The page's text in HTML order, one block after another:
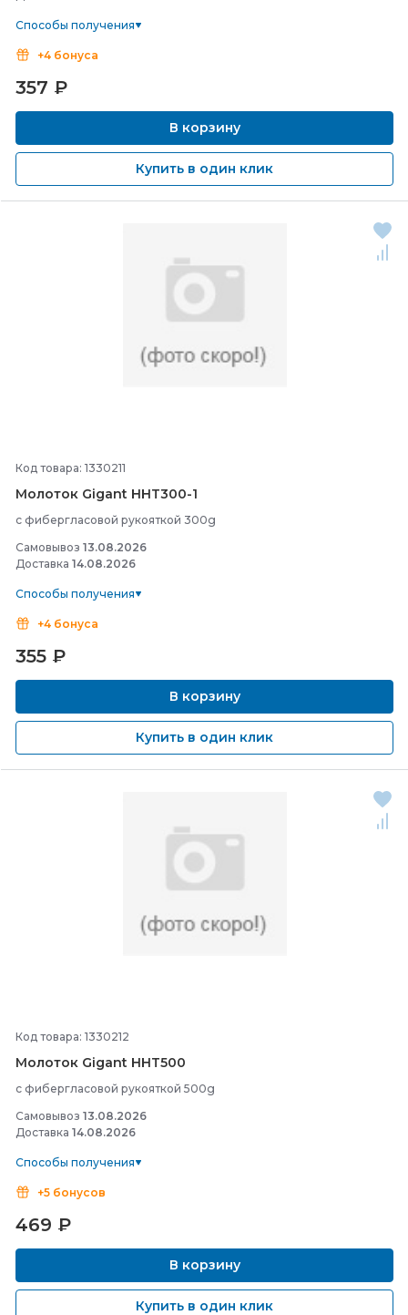
Способы получения
+4 бонуса
357 ₽
В корзину
Купить в один клик
Код товара: 1330211
Молоток Gigant HHT300-1
с фибергласовой рукояткой 300g
Самовывоз 13.08.2026
Доставка 14.08.2026
Способы получения
+4 бонуса
355 ₽
В корзину
Купить в один клик
Код товара: 1330212
Молоток Gigant HHT500
с фибергласовой рукояткой 500g
Самовывоз 13.08.2026
Доставка 14.08.2026
Способы получения
+5 бонусов
469 ₽
В корзину
Купить в один клик